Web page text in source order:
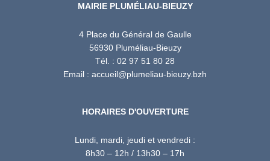
MAIRIE PLUMÉLIAU-BIEUZY
4 Place du Général de Gaulle
56930 Pluméliau-Bieuzy
Tél. : 02 97 51 80 28
Email : accueil@plumeliau-bieuzy.bzh
HORAIRES D'OUVERTURE
Lundi, mardi, jeudi et vendredi :
8h30 – 12h / 13h30 – 17h